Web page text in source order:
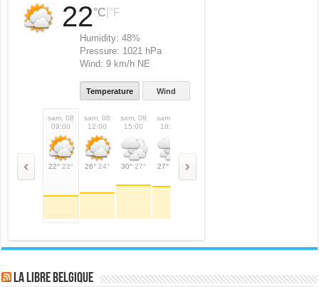
22°C °F
Humidity:48%
Pressure: 1021 hPa
Wind:9 km/h NE
Temperature Wind
sam, 08
09:00
22° 22°
sam, 08
12:00
26° 24°
sam, 08
15:00
30° 27°
sam, 08
18:00
27°
LA Libre Belgique